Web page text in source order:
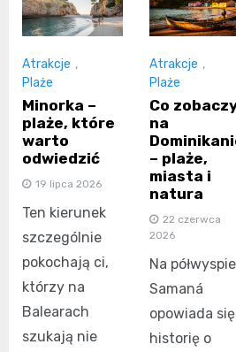
Atrakcje ,
Plaże
Minorka –
plaże, które
warto
odwiedzić
19 lipca 2026
Ten kierunek
szczególnie
pokochają ci,
którzy na
Balearach
szukają nie
Atrakcje ,
Plaże
Co
na
– plaże,
miasta i
natura
22 czerwca
2026
Na półwyspie
Samaná
opowiada się
historię o